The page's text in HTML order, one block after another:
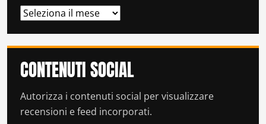
ARCHIVI
CONTENUTI SOCIAL
Autorizza i contenuti social per visualizzare
recensioni e feed incorporati.